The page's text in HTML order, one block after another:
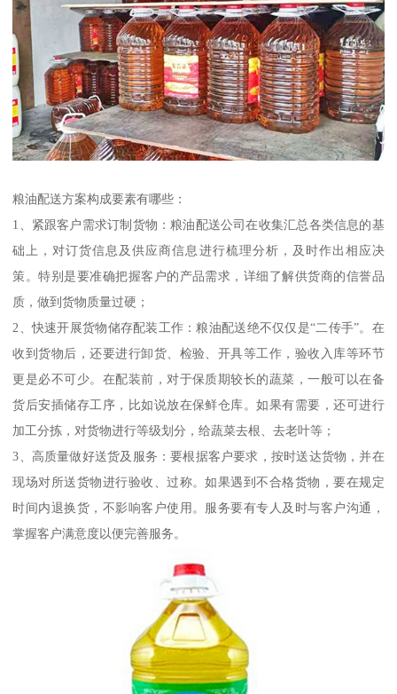
粮油配送方案构成要素有哪些：
1、紧跟客户需求订制货物：粮油配送公司在收集汇总各类信息的基
础上，对订货信息及供应商信息进行梳理分析，及时作出相应决
策。特别是要准确把握客户的产品需求，详细了解供货商的信誉品
质，做到货物质量过硬；
2、快速开展货物储存配装工作：粮油配送绝不仅仅是“二传手”。在
收到货物后，还要进行卸货、检验、开具等工作，验收入库等环节
更是必不可少。在配装前，对于保质期较长的蔬菜，一般可以在备
货后安插储存工序，比如说放在保鲜仓库。如果有需要，还可进行
加工分拣，对货物进行等级划分，给蔬菜去根、去老叶等；
3、高质量做好送货及服务：要根据客户要求，按时送达货物，并在
现场对所送货物进行验收、过称。如果遇到不合格货物，要在规定
时间内退换货，不影响客户使用。服务要有专人及时与客户沟通，
掌握客户满意度以便完善服务。